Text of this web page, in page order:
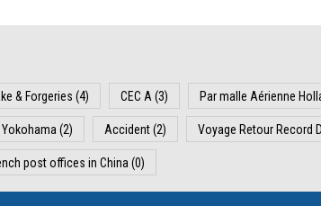
& Forgeries (4) CEC A (3) Par malle Aérienne
(2) Accident(2) Voyage Retour Record
post offices in China (0)